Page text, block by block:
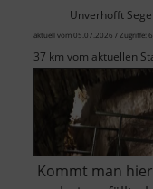
Unverhofft
aktuell vom 05.07.2026 / Zugriffe:
37 km vom aktuellen
Kommt man